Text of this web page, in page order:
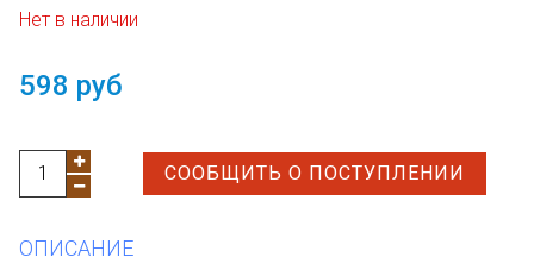
Нет в наличии
598 руб
СООБЩИТЬ О ПОСТУПЛЕНИИ
ОПИСАНИЕ